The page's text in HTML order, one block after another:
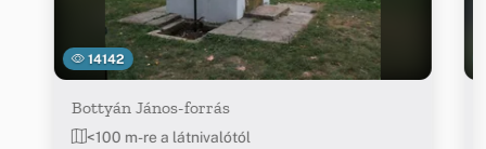
14142
Bottyán János-forrás
<100 m-re a látnivalótól